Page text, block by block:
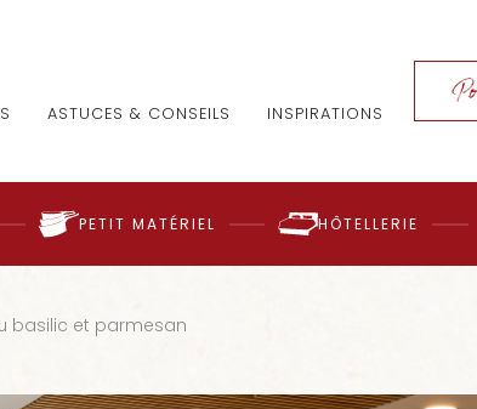
ASTUCES & CONSEILS INSPIRATIONS
PETIT MATÉRIEL HÔTELLERIE
basilic et parmesan